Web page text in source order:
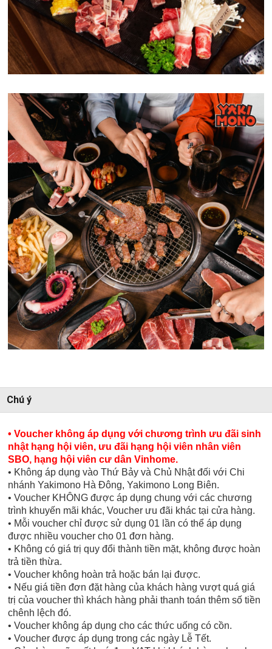
Chú ý
• Voucher không áp dụng với chương trình ưu đãi sinh
nhật hạng hội viên, ưu đãi hạng hội viên nhân viên
SBO, hạng hội viên cư dân Vinhome.
• Không áp dụng vào Thứ Bảy và Chủ Nhật đối với Chi
nhánh Yakimono Hà Đông, Yakimono Long Biên.
• Voucher KHÔNG được áp dụng chung với các chương
trình khuyến mãi khác, Voucher ưu đãi khác tại cửa hàng.
• Mỗi voucher chỉ được sử dụng 01 lần có thể áp dụng
được nhiều voucher cho 01 đơn hàng.
• Không có giá trị quy đổi thành tiền mặt, không được hoàn
trả tiền thừa.
• Voucher không hoàn trả hoặc bán lại được.
• Nếu giá tiền đơn đặt hàng của khách hàng vượt quá giá
trị của voucher thì khách hàng phải thanh toán thêm số tiền
chênh lệch đó.
• Voucher không áp dụng cho các thức uống có cồn.
• Voucherđược ápdụng trong các ngày Lễ Tết.